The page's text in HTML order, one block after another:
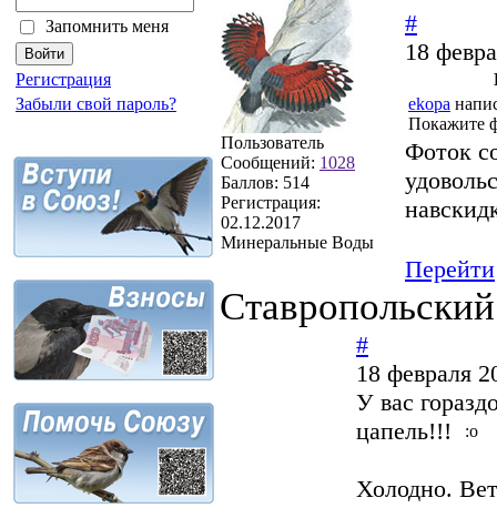
Запомнить меня
Регистрация
Забыли свой пароль?
Пользователь
Сообщений: 1028
Баллов: 514
Регистрация:
02.12.2017
Минеральные Воды
#
18
ekopa
Покажите
Фоток
Перейти
#
18 февраля
У вас
цапель!!!
Холодно.